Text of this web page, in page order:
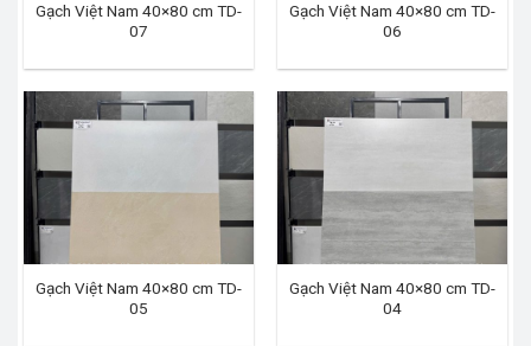
Gạch Việt Nam 40×80 cm TD-
07
Gạch Việt Nam 40×80 cm TD-
06
Gạch Việt Nam 40×80 cm TD-
05
Gạch Việt Nam 40×80 cm TD-
04